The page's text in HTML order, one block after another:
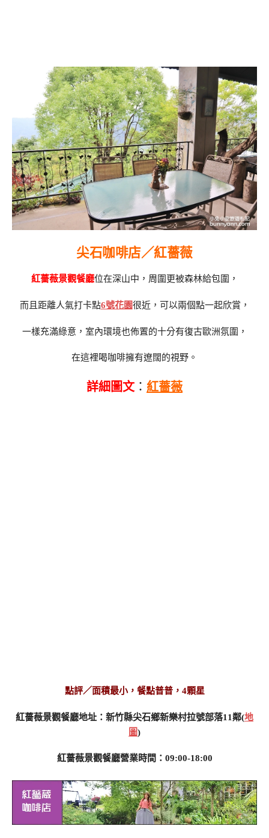
尖石咖啡店／紅薔薇
紅薔薇景觀餐廳位在深山中，周圍更被森林給包圍，
而且距離人氣打卡點6號花園很近，可以兩個點一起欣賞，
一樣充滿綠意，室內環境也佈置的十分有復古歐洲氛圍，
在這裡喝咖啡擁有遼闊的視野。
詳細圖文 ： 紅薔薇
點評／面積最小，餐點普普，4顆星
紅薔薇景觀餐廳地址：新竹縣尖石鄉新樂村拉號部落11鄰(地
圖)
紅薔薇景觀餐廳營業時間：09:00-18:00